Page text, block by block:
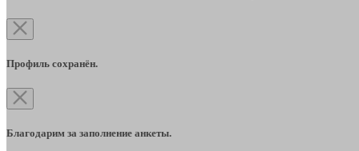
Профиль сохранён.
Благодарим за заполнение анкеты.